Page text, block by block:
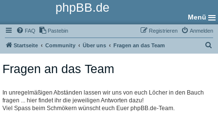
phpBB.de
Menü
FAQ Pastebin Anmelden
Registrieren
Startseite Community Über uns Fragen an das Team
Fragen an das Team
In unregelmäßigen Abständen lassen wir uns von euch Löcher in den Bauch
fragen ... hier findet ihr die jeweiligen Antworten dazu!
Viel Spass beim Schmökern wünscht euch Euer phpBB.de-Team.